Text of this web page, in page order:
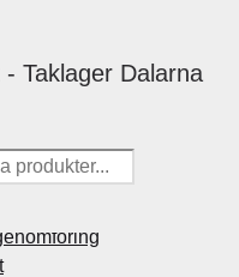
under vecka 30 (20–26